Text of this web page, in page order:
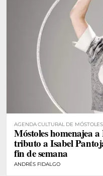
AGENDA CULTURAL DE MÓSTOLES
Móstoles homenajea
tributo a Isabel
fin de semana
ANDRÉS FIDALGO